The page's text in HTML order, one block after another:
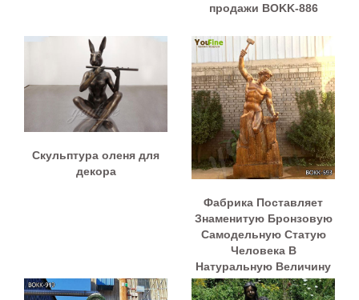
продажи BOKK-886
Cкульптура оленя для
декора
Фабрика Поставляет
Знаменитую Бронзовую
Самодельную Статую
Человека В
Натуральную Величину
BOKK-593